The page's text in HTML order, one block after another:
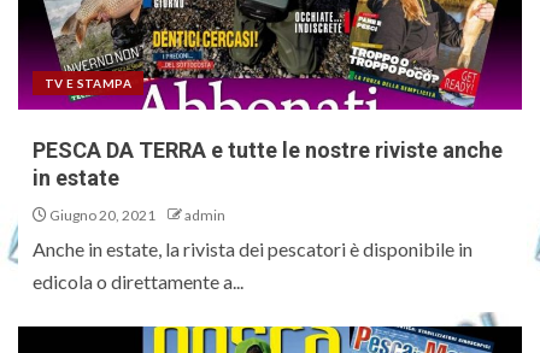
TV E STAMPA
PESCA DA TERRA e tutte le nostre riviste anche
in estate
Giugno 20, 2021 admin
Anche in estate, la rivista dei pescatori è disponibile in
edicola o direttamente a...